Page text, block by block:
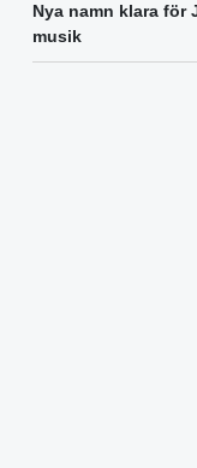
Nya namn klara
musik